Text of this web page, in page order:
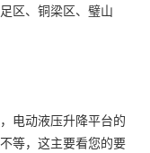
区、铜梁区、璧山
电动液压升降平台的
等，这主要看您的要